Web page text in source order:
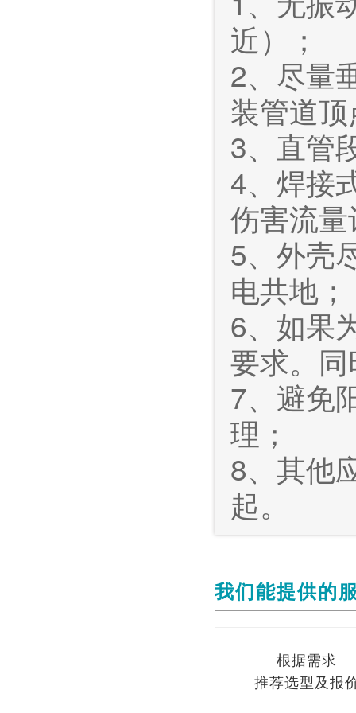
近）；
2、尽量
装管道
3、直管
4、焊接
伤害流
5、外壳
电共地；
6、如果
要求。
7、避免
理；
8、其他
起。
我们能提供的
根据需求
推荐选型及报